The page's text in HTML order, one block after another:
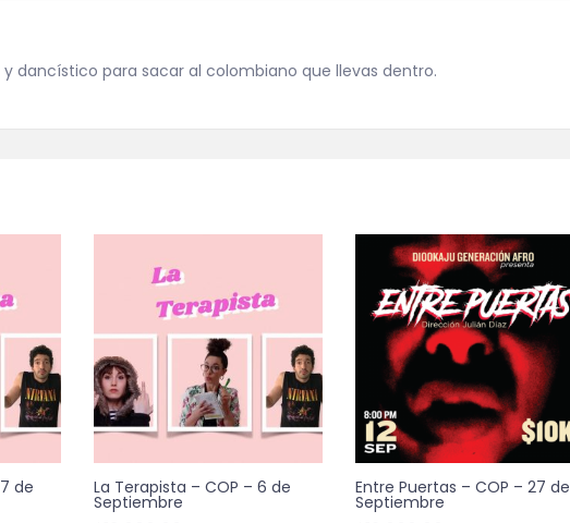
dancístico para sacar al colombiano que llevas dentro.
de La Terapista – COP – 6 de
Septiembre
Entre Puertas – COP – 27 de
Septiembre